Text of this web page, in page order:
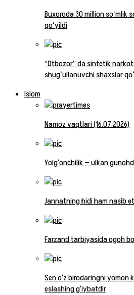
Buxoroda 30 million
qoʻyildi
“Otbozor” da sintetik
shugʻullanuvchi shaxslar
Islom
Namoz vaqtlari (16.07.2026)
Yolg‘onchilik — ulkan
Jannatning hidi ham nasib
Farzand tarbiyasida ogoh
Sen o‘z birodaringni yomon
eslashing g‘iybatdir